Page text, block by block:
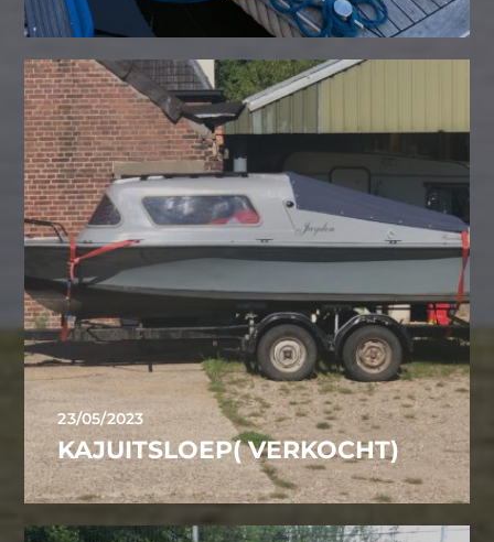
23/05/2023
KAJUITSLOEP( VERKOCHT)